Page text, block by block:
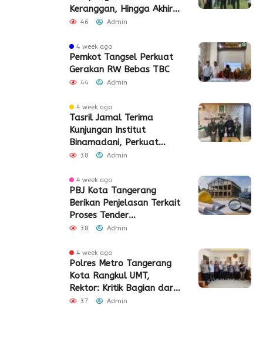
Keranggan, Hingga Akhir
2026
46 Admin
4 week ago
Pemkot Tangsel Perkuat
Gerakan RW Bebas TBC
44 Admin
4 week ago
Tasril Jamal Terima
Kunjungan Institut
Binamadani, Perkuat
Sinergi Bangun SDM Kota
38 Admin
4 week ago
PBJ Kota Tangerang
Berikan Penjelasan Terkait
Proses Tender
Pembangunan Eks Pabrik
38 Admin
4 week ago
Polres Metro Tangerang
Kota Rangkul UMT,
Rektor: Kritik Bagian dari
Demokrasi
37 Admin